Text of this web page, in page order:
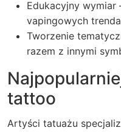
Edukacyjny wymiar
vapingowych
Tworzenie
razem z innymi
tattoo
Artyści tatuażu